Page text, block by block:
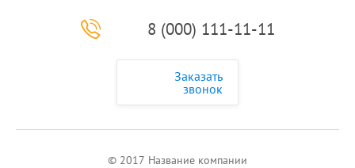
8 (000) 111-11-11
Заказать
звонок
© 2017 Название компании